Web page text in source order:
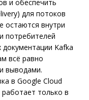
и обеспечить
для потоков
остаются внутри
потребителей
Kafka
всё равно
выводами.
в Google Cloud
работает только в